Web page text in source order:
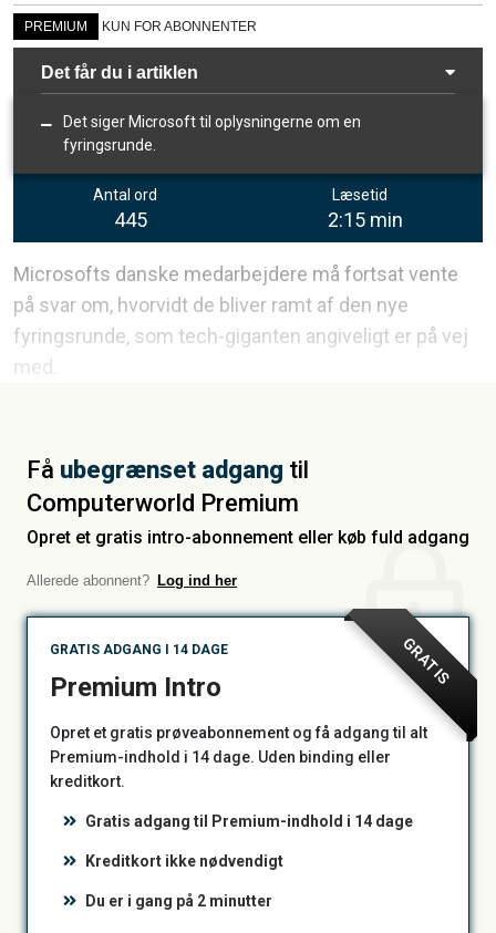
PREMIUM KUN FOR ABONNENTER
Det får du i artiklen
Det siger Microsoft til oplysningerne om en
fyringsrunde.
Antal ord
445
Læsetid
2:15 min
Microsofts danske medarbejdere må fortsat vente
på svar om, hvorvidt de bliver ramt af den nye
fyringsrunde, som tech-giganten angiveligt er på vej
med.
Få ubegrænset adgang til
Computerworld Premium
Opret et gratis intro-abonnement eller køb fuld adgang
Allerede abonnent? Log ind her
GRATIS
GRATIS ADGANG I 14 DAGE
Premium Intro
Opret et gratis prøveabonnement og få adgang til alt
Premium-indhold i 14 dage. Uden binding eller
kreditkort.
Gratis adgang til Premium-indhold i 14 dage
Kreditkort ikke nødvendigt
Du er i gang på 2 minutter